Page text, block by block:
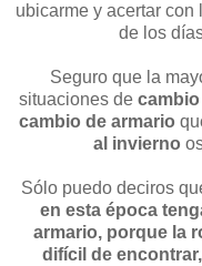
ubicarme y acertar con
de los
Seguro que la
situaciones de
cambio de armario
al invierno
Sólo puedo deciros
en esta época
armario, porque la
difícil de encontrar,